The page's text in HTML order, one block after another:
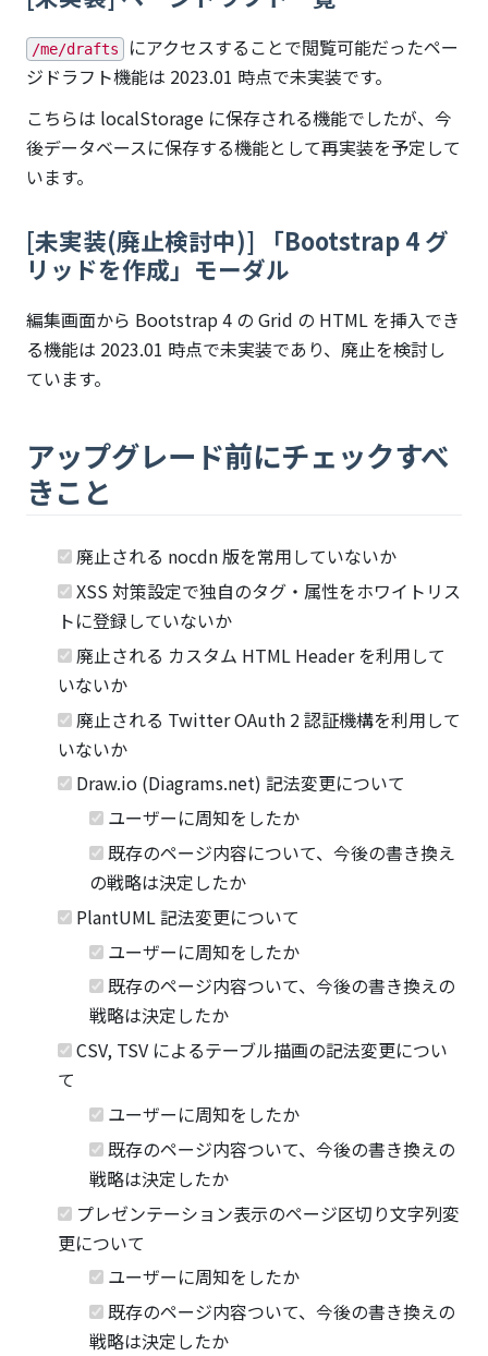
/me/drafts
にアクセスすることで閲覧可能だったペー
ジドラフト機能は 2023.01 時点で未実装です。
こちらは localStorage に保存される機能でしたが、今
後データベースに保存する機能として再実装を予定して
います。
[未実装(廃止検討中)] 「Bootstrap 4 グ
リッドを作成」モーダル
編集画面から Bootstrap 4 の Grid の HTML を挿入でき
る機能は 2023.01 時点で未実装であり、廃止を検討し
ています。
アップグレード前にチェックすべ
きこと
廃止される nocdn 版を常用していないか
XSS 対策設定で独自のタグ・属性をホワイトリス
トに登録していないか
廃止される カスタム HTML Header を利用して
いないか
廃止される Twitter OAuth 2 認証機構を利用して
いないか
Draw.io (Diagrams.net) 記法変更について
ユーザーに周知をしたか
既存のページ内容について、今後の書き換え
の戦略は決定したか
PlantUML 記法変更について
ユーザーに周知をしたか
既存のページ内容ついて、今後の書き換えの
戦略は決定したか
CSV, TSV によるテーブル描画の記法変更につい
て
ユーザーに周知をしたか
既存のページ内容ついて、今後の書き換えの
戦略は決定したか
プレゼンテーション表示のページ区切り文字列変
更について
ユーザーに周知をしたか
既存のページ内容ついて、今後の書き換えの
戦略は決定したか